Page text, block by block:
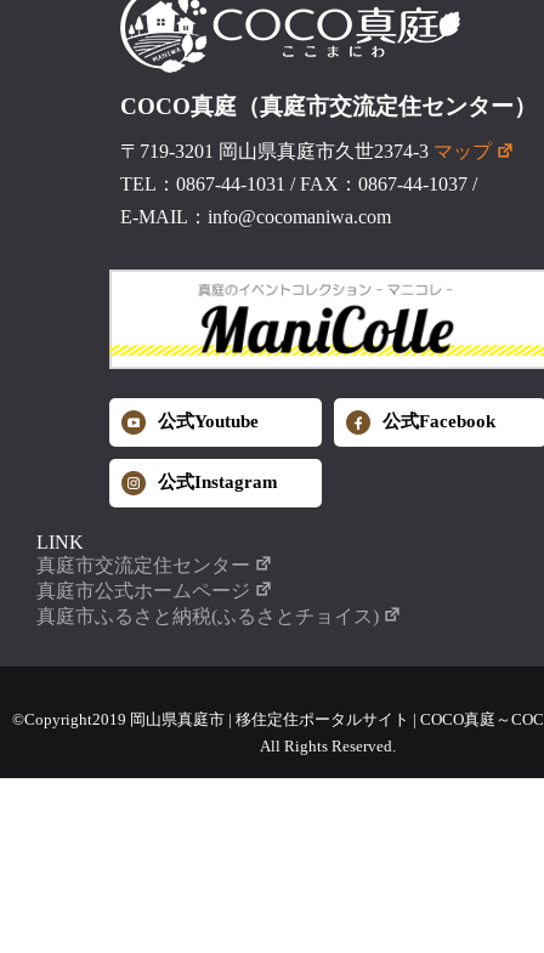
COCO真庭（真庭市交流定住センター）
〒719-3201 岡山県真庭市久世2374-3 マップ
TEL：0867-44-1031 /FAX：0867-44-1037/
E-MAIL：info@cocomaniwa.com
公式Youtube 公式Facebook
公式Instagram
LINK
真庭市交流定住センター
真庭市公式ホームページ
真庭市ふるさと納税(ふるさとチョイス)
©Copyright2019 岡山県真庭市 | 移住定住ポータルサイト | COCO真庭～
All Rights Reserved.